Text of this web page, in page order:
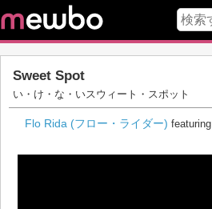
Sweet Spot
い・け・な・いスウィート・スポット
Flo Rida (フロー・ライダー) featuring